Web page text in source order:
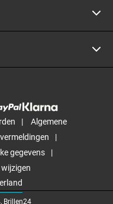
Algemene
gegevens
Brillen24